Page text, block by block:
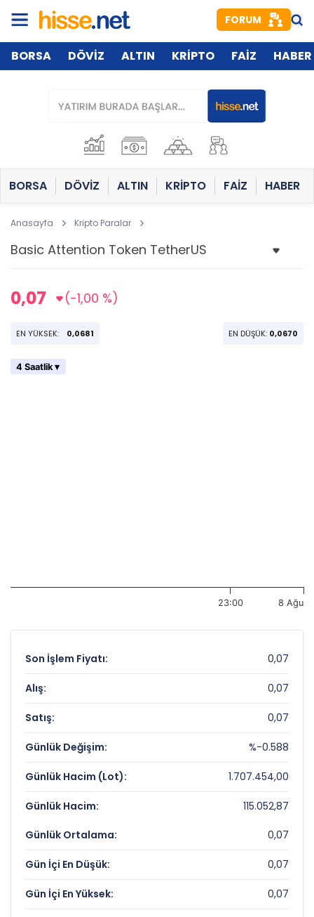
FORUM
BORSA DÖVİZ ALTIN KRİPTO FAİZ HABER
BORSA DÖVİZ ALTIN KRİPTO FAİZ HABER
Anasayfa Kripto Paralar
0,07 (-1,00 %)
EN YÜKSEK: 0,0681 EN DÜŞÜK: 0,0670
4 Saatlik ▾
23:00 8 Ağu
Son İşlem Fiyatı: 0,07
Alış: 0,07
Satış: 0,07
Günlük Değişim: %-0.588
Günlük Hacim (Lot): 1.707.454,00
Günlük Hacim: 115.052,87
Günlük Ortalama: 0,07
Gün İçi En Düşük: 0,07
Gün İçi En Yüksek: 0,07